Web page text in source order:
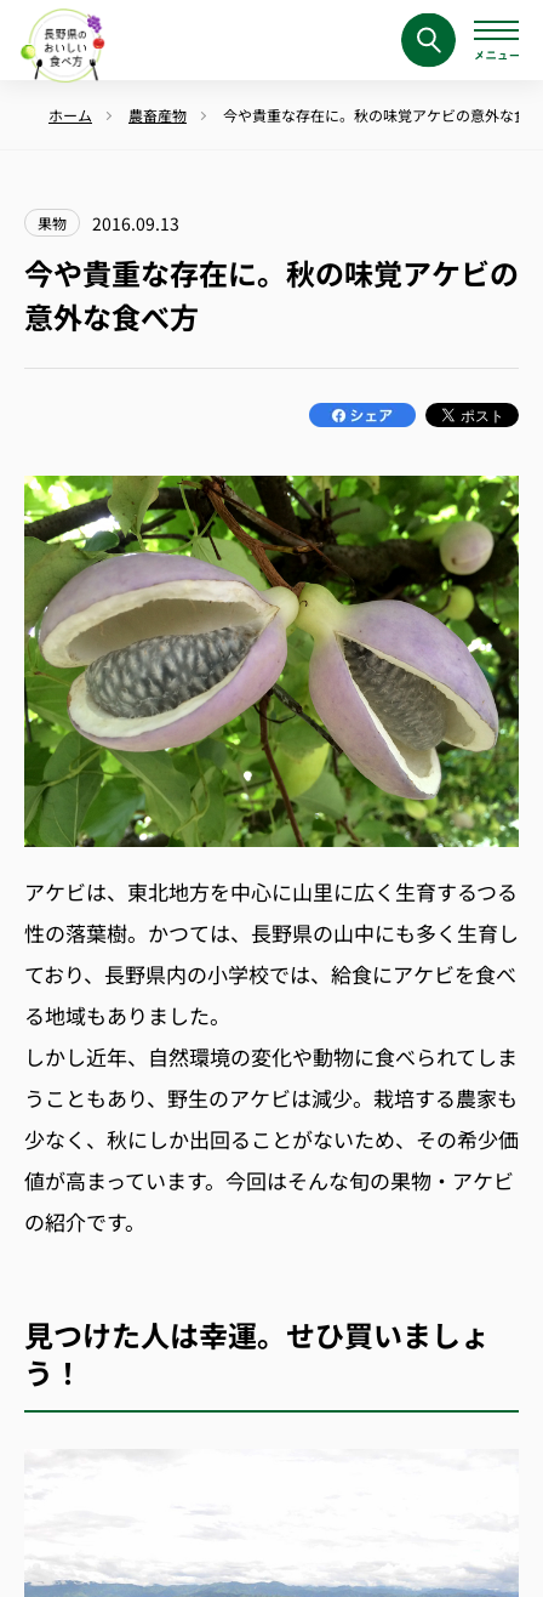
ホーム 農畜産物 今や貴重な存在に。秋の味覚アケビの意外な食
果物 2016.09.13
今や貴重な存在に。秋の味覚アケビの
意外な食べ方
アケビは、東北地方を中心に山里に広く生育するつる
性の落葉樹。かつては、長野県の山中にも多く生育し
ており、長野県内の小学校では、給食にアケビを食べ
る地域もありました。
しかし近年、自然環境の変化や動物に食べられてしま
うこともあり、野生のアケビは減少。栽培する農家も
少なく、秋にしか出回ることがないため、その希少価
値が高まっています。今回はそんな旬の果物・アケビ
の紹介です。
見つけた人は幸運。せひ買いましょ
う！